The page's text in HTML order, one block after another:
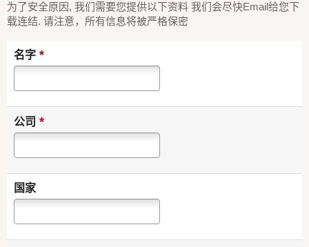
为了安全原因, 我们需要您提供以下资料 我们会尽快Email给您下
载连结. 请注意，所有信息将被严格保密
名字 *
公司 *
国家